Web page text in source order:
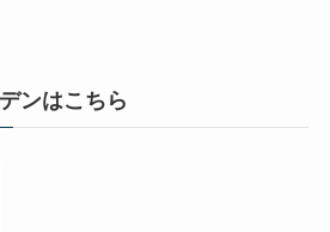
ンはこちら